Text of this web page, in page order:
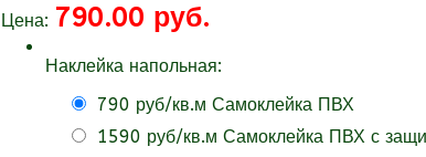
Цена: 790.00 руб.
Наклейка напольная:
790 руб/кв.м Самоклейка ПВХ
1590 руб/кв.м Самоклейка ПВХ с